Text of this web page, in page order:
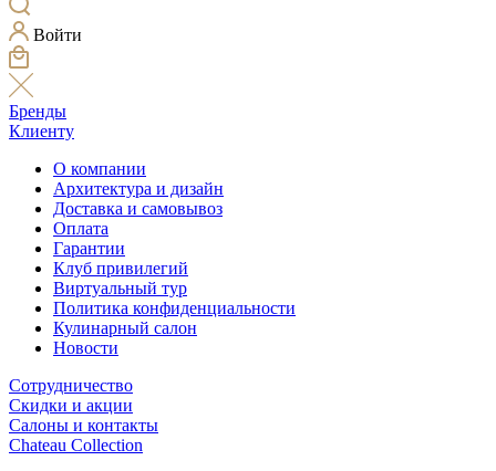
Войти
Бренды
Клиенту
О компании
Архитектура и дизайн
Доставка и самовывоз
Оплата
Гарантии
Клуб привилегий
Виртуальный тур
Политика конфиденциальности
Кулинарный салон
Новости
Сотрудничество
Скидки и акции
Салоны и контакты
Chateau Collection